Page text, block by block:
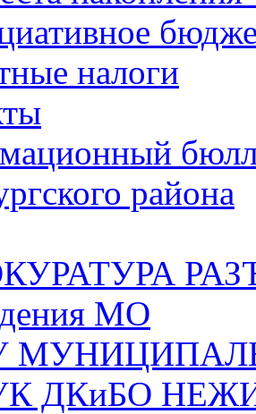
налоги
района
МО
ДКиБО